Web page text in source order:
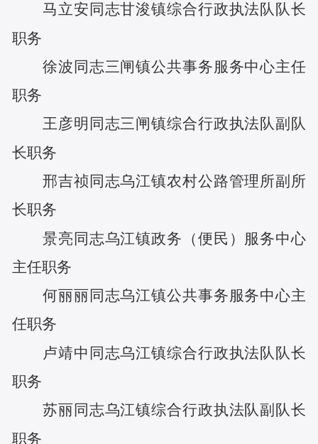
马立安 同志甘浚镇综合行政执法队队长
职务
徐波 同志三闸镇公共事务服务中心主任
职务
王彦明 同志三闸镇综合行政执法队副队
长职务
邢吉祯同志乌江镇农村公路管理所副所
长职务
景亮 同志乌江镇政务（便民）服务中心
主任职务
何丽丽 同志乌江镇公共事务服务中心主
任职务
卢靖中 同志乌江镇综合行政执法队队长
职务
苏丽 同志乌江镇综合行政执法队副队长
职务